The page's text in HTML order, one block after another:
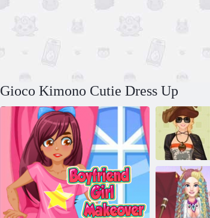
Gioco Kimono Cutie Dress Up
Stile militare
Settimana